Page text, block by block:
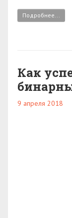
Подробнее...
Как
9 апреля 2018